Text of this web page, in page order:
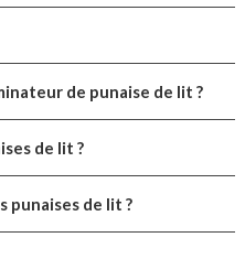
de punaise de lit ?
de lit ?
punaises de lit ?